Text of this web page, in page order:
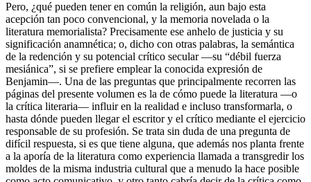
Pero, ¿qué pueden tener en común la religión, aun bajo esta
acepción tan poco convencional, y la memoria novelada o la
literatura memorialista? Precisamente ese anhelo de justicia y su
significación anamnética; o, dicho con otras palabras, la semántica
de la redención y su potencial crítico secular —su “débil fuerza
mesiánica”, si se prefiere emplear la conocida expresión de
Benjamin—. Una de las preguntas que principalmente recorren las
páginas del presente volumen es la de cómo puede la literatura —o
la crítica literaria— influir en la realidad e incluso transformarla, o
hasta dónde pueden llegar el escritor y el crítico mediante el ejercicio
responsable de su profesión. Se trata sin duda de una pregunta de
difícil respuesta, si es que tiene alguna, que además nos planta frente
a la aporía de la literatura como experiencia llamada a transgredir los
moldes de la misma industria cultural que a menudo la hace posible